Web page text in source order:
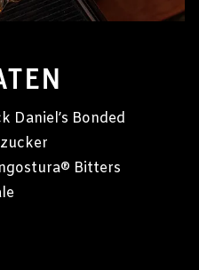
Daniel’s Bonded
Bitters